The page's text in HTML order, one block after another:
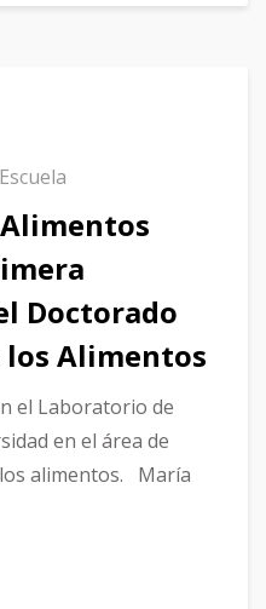
Escuela
Doctorado
los Alimentos
el Laboratorio de
en el área de
alimentos. María